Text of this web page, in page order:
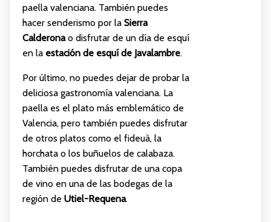
paella valenciana. También puedes
hacer senderismo por la Sierra
Calderonao disfrutar de un día de esquí
en la estación de esquí de Javalambre.
Por último, no puedes dejar de probar la
deliciosa gastronomía valenciana. La
paella es el plato más emblemático de
Valencia, pero también puedes disfrutar
de otros platos como el fideuà, la
horchata o los buñuelos de calabaza.
También puedes disfrutar de una copa
de vino en una de las bodegas de la
región de Utiel-Requena.